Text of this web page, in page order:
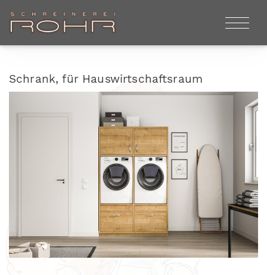
Schrank, für Hauswirtschaftsraum